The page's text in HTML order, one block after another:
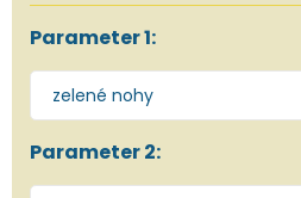
Parameter 1:
zelené nohy
Parameter 2: